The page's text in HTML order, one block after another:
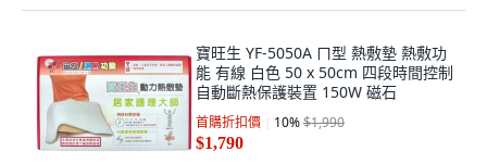
寶旺生 YF-5050A ㄇ型 熱敷墊 熱敷功
能 有線 白色 50 x 50cm 四段時間控制
自動斷熱保護裝置 150W 磁石
首購折扣價 10%$1,990
$1,790